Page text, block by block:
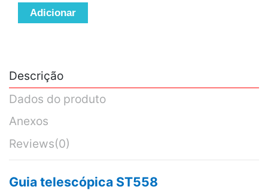
Adicionar
Descrição
Dados do produto
Anexos
Reviews(0)
Guia telescópica ST558